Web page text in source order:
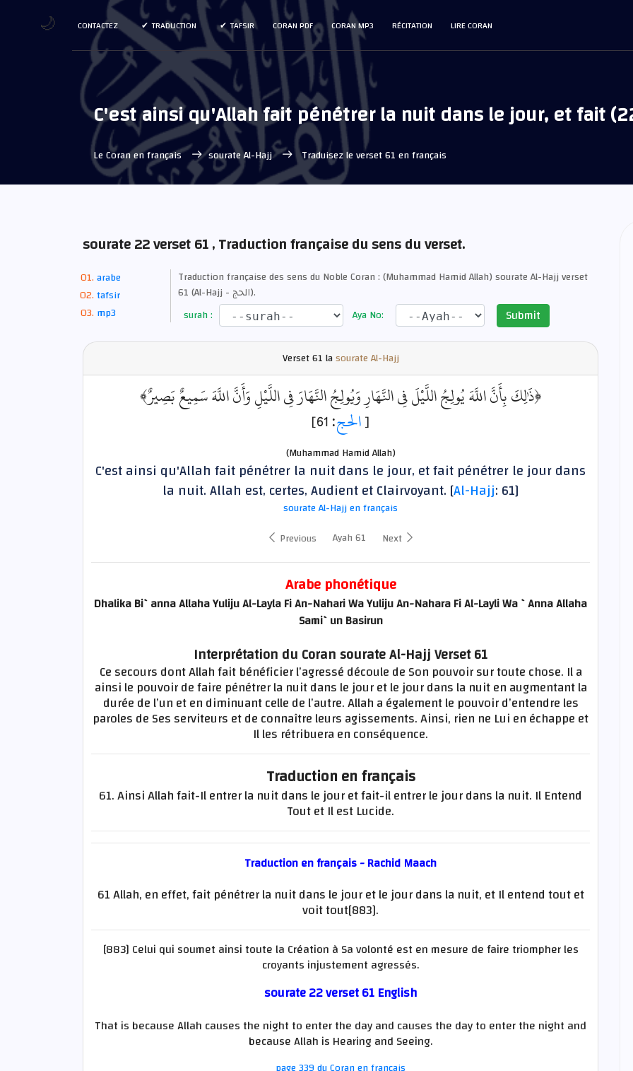
LIRE CORAN
RÉCITATION
CORAN MP3
CORAN PDF
TAFSIR
TRADUCTION
CONTACTEZ
C'est ainsi qu'Allah fait pénétrer la nuit dans le jour, et fait
Le Coran en français sourate Al-Hajj Traduisez le verset 61 en français
sourate 22 verset 61 , Traduction française du sens du verset.
arabe
tafsir
mp3
Traduction française des sens du Noble Coran : (Muhammad Hamid Allah) sourate Al-Hajj verset
61 (Al-Hajj - الحج).
surah :
Aya No: Submit
Verset61 lasourate Al-Hajj
﴿ذَٰلِكَ بِأَنَّ اللَّهَ يُولِجُ اللَّيْلَ فِي النَّهَارِ وَيُولِجُ النَّهَارَ فِي اللَّيْلِ وَأَنَّ اللَّهَ سَمِيعٌ بَصِيرٌ﴾
[الحج: 61]
(Muhammad Hamid Allah)
C'est ainsi qu'Allah fait pénétrer la nuit dans le jour, et fait pénétrer le jour dans
la nuit. Allah est, certes, Audient et Clairvoyant. [Al-Hajj: 61]
sourate Al-Hajj en français
Previous
Ayah 61 Next
Arabe phonétique
Dhalika Bi`anna Allaha Yuliju Al-Layla Fi An-Nahari Wa Yuliju An-Nahara Fi Al-Layli Wa `Anna Allaha
Sami`un Basirun
Interprétation du Coran sourate Al-Hajj Verset 61
Ce secours dont Allah fait bénéficier l’agressé découle de Son pouvoir sur toute chose. Il a
ainsi le pouvoir de faire pénétrer la nuit dans le jour et le jour dans la nuit en augmentant la
durée de l’un et en diminuant celle de l’autre. Allah a également le pouvoir d’entendre les
paroles de Ses serviteurs et de connaître leurs agissements. Ainsi, rien ne Lui en échappe et
Il les rétribuera en conséquence.
Traduction en français
61. Ainsi Allah fait-Il entrer la nuit dans le jour et fait-il entrer le jour dans la nuit. Il Entend
Tout et Il est Lucide.
Traduction en français - Rachid Maach
61 Allah, en effet, fait pénétrer la nuit dans le jour et le jour dans la nuit, et Il entend tout et
voit tout[883].
[883] Celui qui soumet ainsi toute la Création à Sa volonté est en mesure de faire triompher les
croyants injustement agressés.
sourate 22 verset 61 English
That is because Allah causes the night to enter the day and causes the day to enter the night and
because Allah is Hearing and Seeing.
🌙